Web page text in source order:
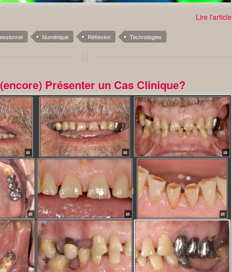
Lire l'article
Numérique Réflexion Technologies
Présenter un Cas Clinique?